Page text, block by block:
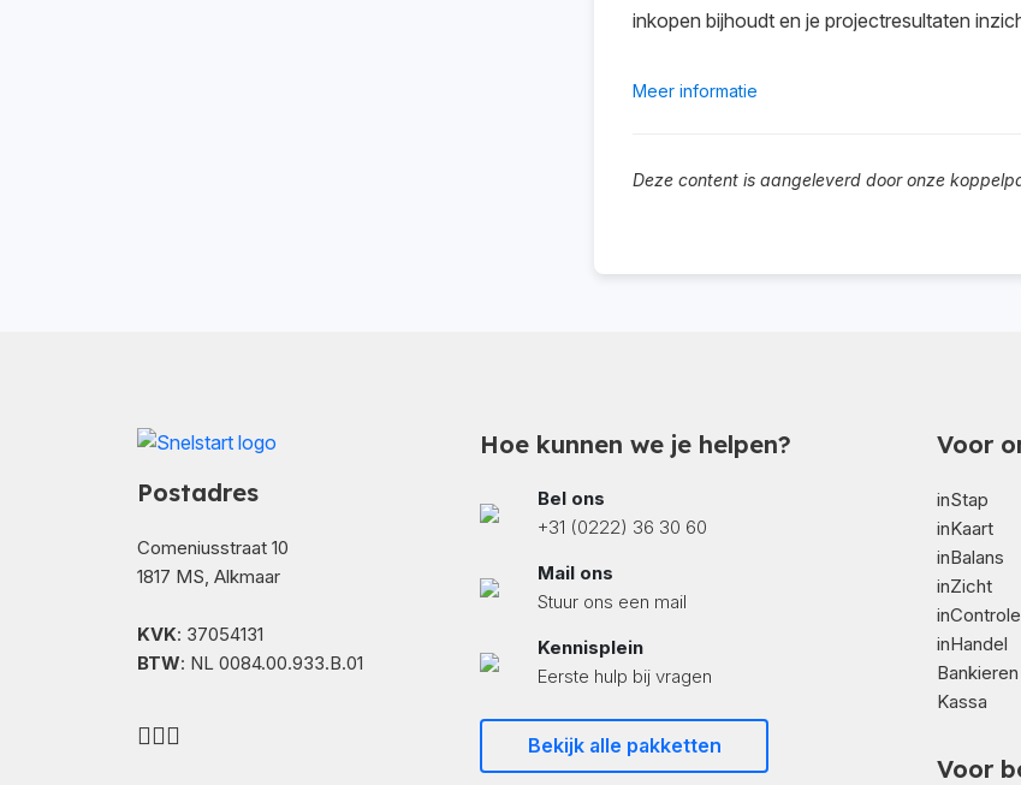
inkopen bijhoudt en je projectresultaten
Meer informatie
Deze content is aangeleverd door onze
Postadres
Comeniusstraat 10
1817 MS, Alkmaar
KVK: 37054131
BTW: NL 0084.00.933.B.01
Hoe kunnen we je helpen?
Bel ons
+31 (0222) 36 30 60
Mail ons
Stuur ons een mail
Kennisplein
Eerste hulp bij vragen
Bekijk alle pakketten
Voor
inStap
inKaart
inBalans
inZicht
inControle
inHandel
Bankieren
Kassa
Voor